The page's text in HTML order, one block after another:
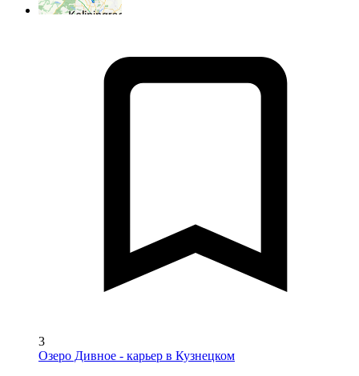
3
Озеро Дивное - карьер в Кузнецком